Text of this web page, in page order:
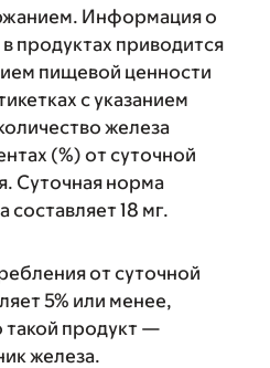
Информация о
продуктах приводится
пищевой ценности
с указанием
железа
(%) от суточной
Суточная норма
18 мг.
от суточной
5% или менее,
такой продукт —
железа.